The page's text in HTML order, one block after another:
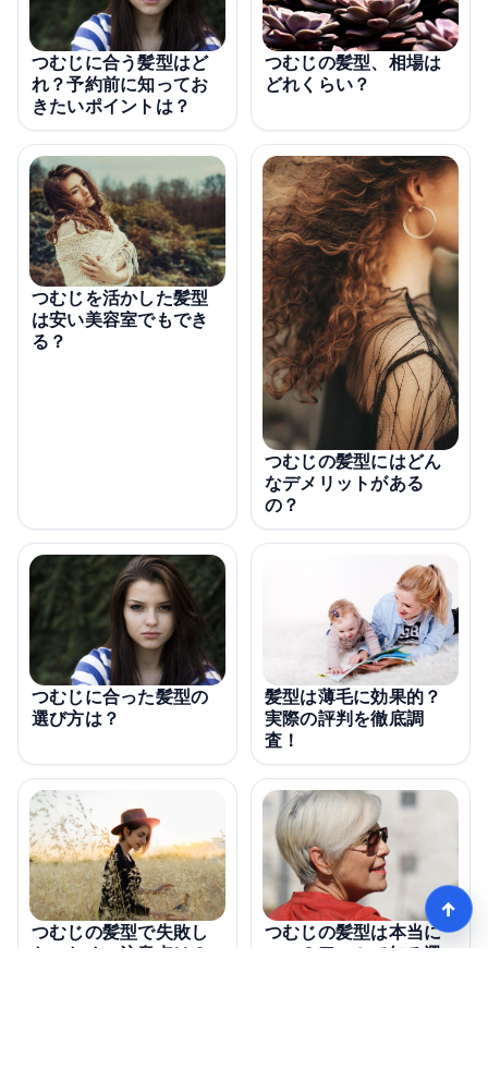
つむじに合う髪型はど
れ？予約前に知ってお
きたいポイントは？
つむじの髪型、相場は
どれくらい？
つむじを活かした髪型
は安い美容室でもでき
る？
つむじの髪型にはどん
なデメリットがある
の？
つむじに合った髪型の
選び方は？
髪型は薄毛に効果的？
実際の評判を徹底調
査！
つむじの髪型で失敗し
ないための注意点は？
つむじの髪型は本当に
いい？口コミで知る選
↑